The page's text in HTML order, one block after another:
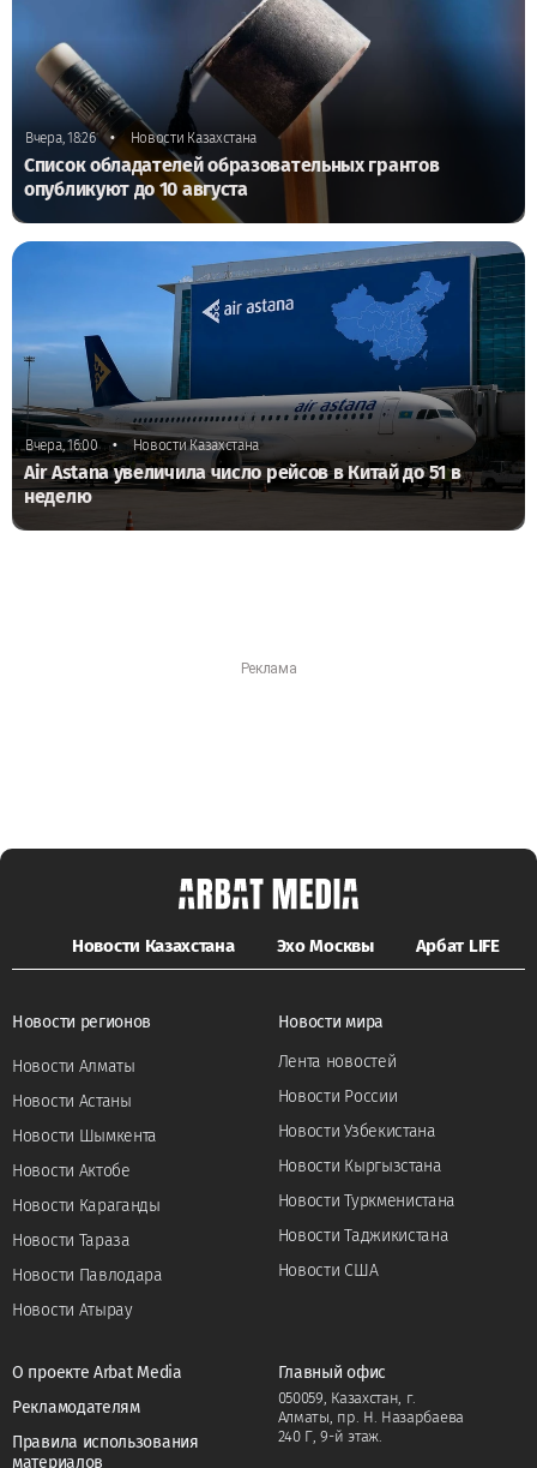
Вчера, 18:26 • Новости Казахстана
Список обладателей образовательных грантов
опубликуют до 10 августа
Вчера, 16:00 • Новости Казахстана
Air Astana увеличила число рейсов в Китай до 51 в
неделю
Новости Казахстана Эхо Москвы Арбат LIFE
Новости регионов
Новости Алматы
Новости Астаны
Новости Шымкента
Новости Актобе
Новости Караганды
Новости Тараза
Новости Павлодара
Новости Атырау
Новости мира
Лента новостей
Новости России
Новости Узбекистана
Новости Кыргызстана
Новости Туркменистана
Новости Таджикистана
Новости США
О проекте Arbat Media
Рекламодателям
Правила использования
материалов
Главный офис
050059, Казахстан, г.
Алматы, пр. Н. Назарбаева
240 Г, 9-й этаж.